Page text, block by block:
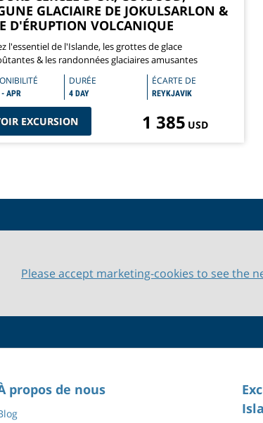
GLACIAIRE DE JOKULSARLON &
D'ÉRUPTION VOLCANIQUE
l'essentiel de l'Islande, les grottes de glace
& les randonnées glaciaires amusantes
APR
DURÉE
4 DAY
ÉCARTE DE
REYKJAVIK
EXCURSION 1 385 USD
Please accept marketing-cookies to see the
propos de nous